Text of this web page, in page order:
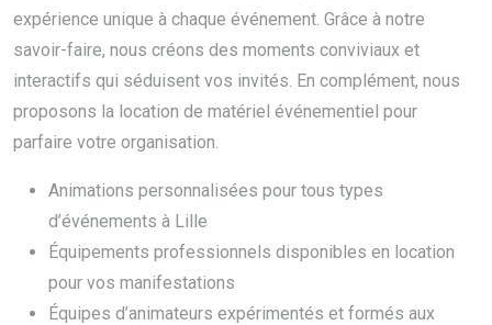
expérience unique à chaque événement. Grâce à notre
savoir-faire, nous créons des moments conviviaux et
interactifs qui séduisent vos invités. En complément, nous
proposons la location de matériel événementiel pour
parfaire votre organisation.
Animations personnalisées pour tous types
d’événements à Lille
Équipements professionnels disponibles en location
pour vos manifestations
Équipes d’animateurs expérimentés et formés aux